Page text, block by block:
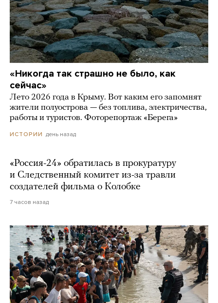
«Никогда так страшно не было, как
сейчас»
Лето 2026 года в Крыму. Вот каким его запомнят
жители полуострова — без топлива, электричества,
работы и туристов. Фоторепортаж «Берега»
ИСТОРИИ день назад
«Россия-24» обратилась в прокуратуру
и Следственный комитет из-за травли
создателей фильма о Колобке
7 часов назад